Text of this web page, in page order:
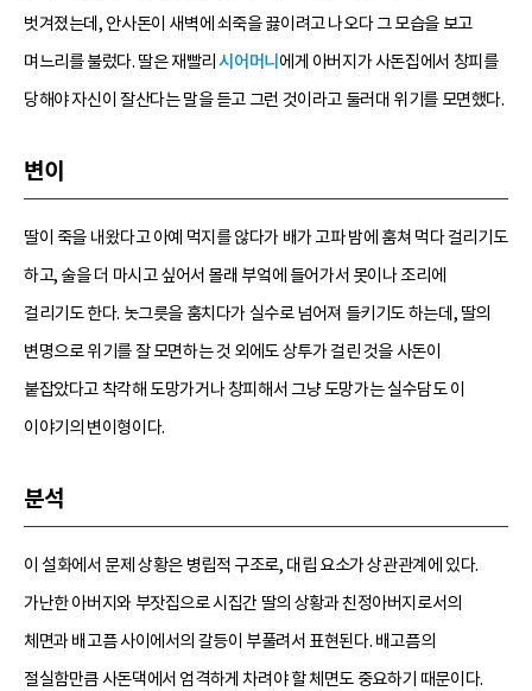
벗겨졌는데, 안사돈이 새벽에 쇠죽을 끓이려고 나오다 그 모습을 보고
며느리를 불렀다. 딸은 재빨리시어머니 에게 아버지가 사돈집에서 창피를
당해야 자신이 잘산다는 말을 듣고 그런 것이라고 둘러대 위기를 모면했다.
변이
딸이 죽을 내왔다고 아예 먹지를 않다가 배가 고파 밤에 훔쳐 먹다 걸리기도
하고, 술을 더 마시고 싶어서 몰래 부엌에 들어가서 못이나 조리에
걸리기도 한다. 놋그릇을 훔치다가 실수로 넘어져 들키기도 하는데, 딸의
변명으로 위기를 잘 모면하는 것 외에도 상투가 걸린 것을 사돈이
붙잡았다고 착각해 도망가거나 창피해서 그냥 도망가는 실수담도 이
이야기의 변이형이다.
분석
이 설화에서 문제 상황은 병립적 구조로, 대립 요소가 상관관계에 있다.
가난한 아버지와 부잣집으로 시집간 딸의 상황과 친정아버지로서의
체면과 배고픔 사이에서의 갈등이 부풀려서 표현된다. 배고픔의
절실함만큼 사돈댁에서 엄격하게 차려야 할 체면도 중요하기 때문이다.